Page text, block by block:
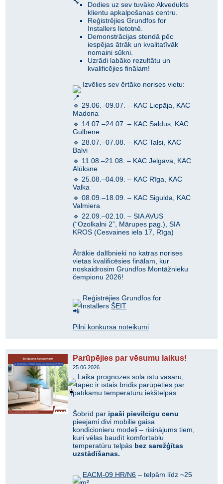
Dodies uz sev tuvāko Akvedukts
klientu apkalpošanas centru.
Reģistrējies Grundfos for
Installers lietotnē.
Demonstrācijas stendā pēc
iespējas ātrāk un kvalitatīvāk
nomaini sūkni.
Uzrādi labāko rezultātu un
kvalificējies finālam!
Izvēlies sev ērtāko norises vietu:
🔹 29.06.–09.07. – KAC Liepāja, KAC
Madona
🔹 14.07.–24.07. – KAC Saldus, KAC
Gulbene
🔹 28.07.–07.08. – KAC Talsi, KAC
Balvi
🔹 11.08.–21.08. – KAC Jelgava, KAC
Alūksne
🔹 25.08.–04.09. – KAC Rīga, KAC
Valka
🔹 08.09.–18.09. – KAC Sigulda, KAC
Valmiera
🔹 22.09.–02.10. – SIA AVUS
(“Ozolkalni 2”, Mārupes pag.), SIA
KROS (Cesvaines iela 17, Rīga)
Ātrākie dalībnieki no katras norises
vietas kvalificēsies finālam, kur
noskaidrosim Grundfos Montāžnieku
čempionu 2026!
Reģistrējies Grundfos for
InstallersŠEIT
Pilni konkursa noteikumi
Parūpējies par vēsumu laikus!
25.06.2026
Laika prognozes sola īstu vasaru,
tāpēc ir īstais brīdis parūpēties par
patīkamu temperatūru iekštelpās.
Šobrīd parīpaši pievilcīgu cenu
pieejami divi mobilie gaisa
kondicionieru modeļi – risinājums tiem,
kuri vēlas baudīt komfortablu
temperatūru telpās bez sarežģītas
uzstādīšanas.
EACM-09 HR/N6 – telpām līdz ~25